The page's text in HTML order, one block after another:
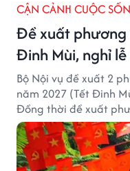
CẬN CẢNH CUỘC
Đề xuất phương
Đinh Mùi, nghỉ
Bộ Nội vụ đề xuất 2
năm 2027 (Tết Đinh
Đồng thời đề xuất
năm 2027 với 4 ngày